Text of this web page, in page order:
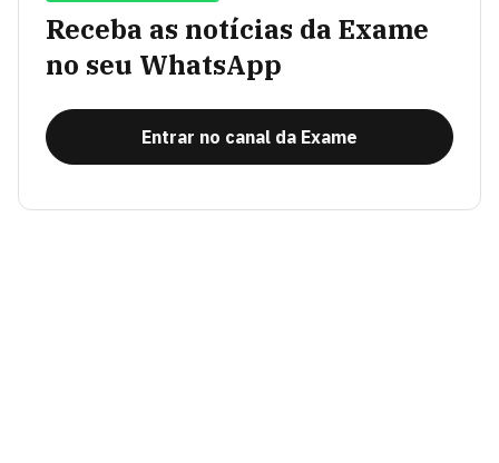
Receba as notícias da Exame
no seu WhatsApp
Entrar no canal da Exame